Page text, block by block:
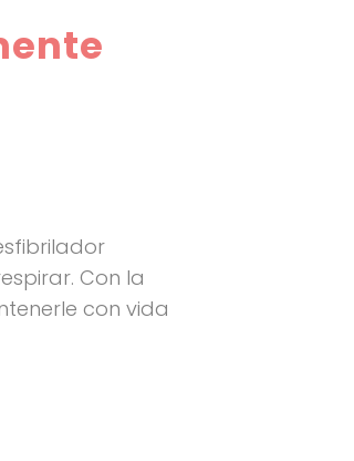
Con la
con vida